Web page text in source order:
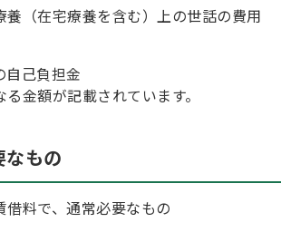
（在宅療養を含む）上の世話の費用
自己負担金
金額が記載されています。
もの
料で、通常必要なもの